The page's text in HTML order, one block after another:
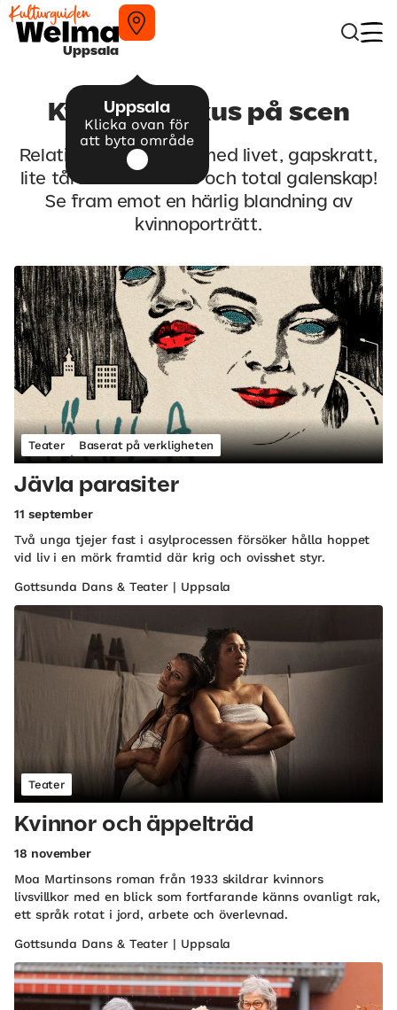
Uppsala
Uppsala
Klicka ovan för
att byta område
Kvinnor i fokus på scen
Relationer, meningen med livet, gapskratt,
lite tårar tillsammans och total galenskap!
Se fram emot en härlig blandning av
kvinnoporträtt.
Teater Baserat på verkligheten
Jävla parasiter
11 september
Två unga tjejer fast i asylprocessen försöker hålla hoppet
vid liv i en mörk framtid där krig och ovisshet styr.
Gottsunda Dans & Teater | Uppsala
Teater
Kvinnor och äppelträd
18 november
Moa Martinsons roman från 1933 skildrar kvinnors
livsvillkor med en blick som fortfarande känns ovanligt rak,
ett språk rotat i jord, arbete och överlevnad.
Gottsunda Dans & Teater | Uppsala